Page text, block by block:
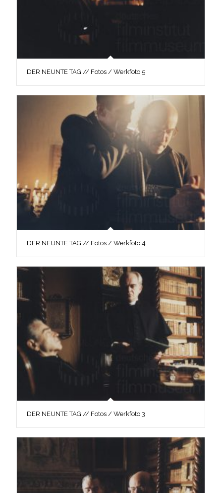
DER NEUNTE TAG // Fotos / Werkfoto 5
DER NEUNTE TAG // Fotos / Werkfoto 4
DER NEUNTE TAG // Fotos / Werkfoto 3